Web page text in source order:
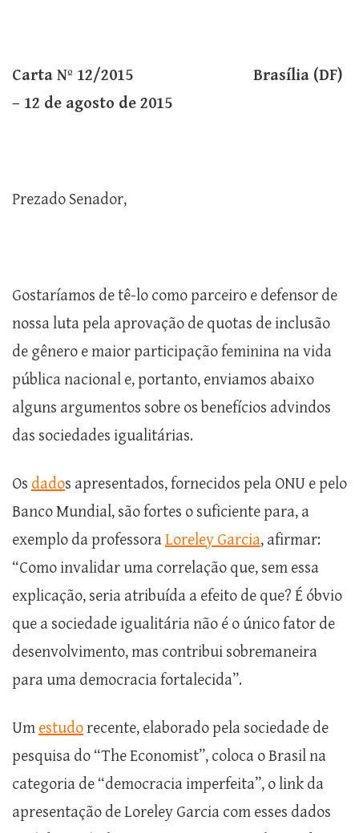
Carta Nº 12/2015 Brasília (DF)
– 12 de agosto de 2015
Prezado Senador,
Gostaríamos de tê-lo como parceiro e defensor de
nossa luta pela aprovação de quotas de inclusão
de gênero e maior participação feminina na vida
pública nacional e, portanto, enviamos abaixo
alguns argumentos sobre os benefícios advindos
das sociedades igualitárias.
Os dados apresentados, fornecidos pela ONU e pelo
Banco Mundial, são fortes o suficiente para, a
exemplo da professoraLoreley Garcia, afirmar:
“Como invalidar uma correlação que, sem essa
explicação, seria atribuída a efeito de que? É óbvio
que a sociedade igualitária não é o único fator de
desenvolvimento, mas contribui sobremaneira
para uma democracia fortalecida”.
Um estudorecente, elaborado pela sociedade de
pesquisa do “The Economist”, coloca o Brasil na
categoria de “democracia imperfeita”, o link da
apresentação de Loreley Garcia com esses dados